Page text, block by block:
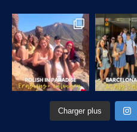
Charger plus